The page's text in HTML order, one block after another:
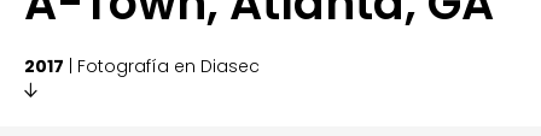
2017 | Fotografía en Diasec
